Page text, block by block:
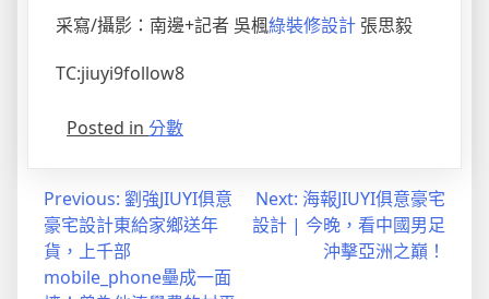
采寫/攝影：南邊+記者 吳楓綠裝修設計 張思毅
TC:jiuyi9follow8
Posted in 分數
Previous: 劉強JIUYI俱意
豪宅設計東給家鄉送年
貨，上千部
mobile_phone壘成一面
Next: 海報JIUYI俱意豪宅
設計 | 今晚，看中國男足
沖擊亞洲之巔！